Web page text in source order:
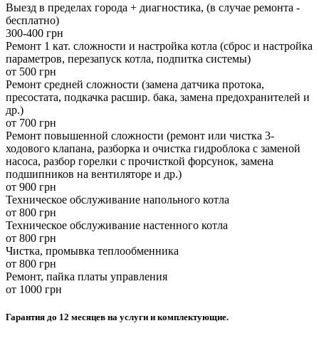
Выезд в пределах города + диагностика, (в случае ремонта -
бесплатно)
300-400 грн
Ремонт 1 кат. сложности и настройка котла (сброс и настройка
параметров, перезапуск котла, подпитка системы)
от 500 грн
Ремонт средней сложности (замена датчика протока,
пресостата, подкачка расшир. бака, замена предохранителей и
др.)
от 700 грн
Ремонт повышенной сложности (ремонт или чистка 3-
ходового клапана, разборка и очистка гидроблока с заменой
насоса, разбор горелки с прочисткой форсунок, замена
подшипников на вентиляторе и др.)
от 900 грн
Техническое обслуживание напольного котла
от 800 грн
Техническое обслуживание настенного котла
от 800 грн
Чистка, промывка теплообменника
от 800 грн
Ремонт, пайка платы управления
от 1000 грн
Гарантия до 12 месяцев на услуги и комплектующие.